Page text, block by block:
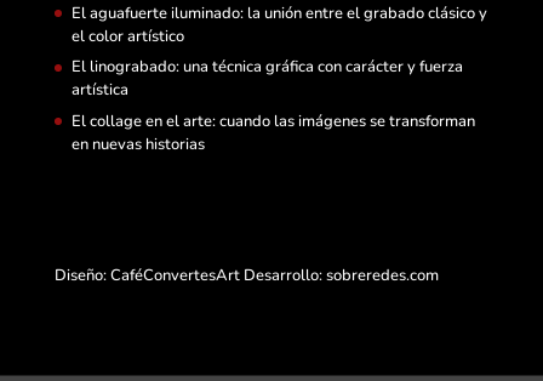
El aguafuerte iluminado: la unión entre el grabado clásico y
el color artístico
El linograbado: una técnica gráfica con carácter y fuerza
artística
El collage en el arte: cuando las imágenes se transforman
en nuevas historias
Diseño: CaféConvertesArt Desarrollo:sobreredes.com